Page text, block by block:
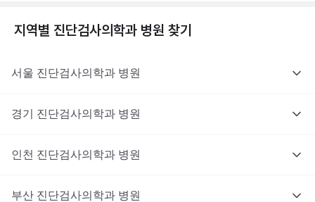
지역별 진단검사의학과 병원 찾기
서울 진단검사의학과 병원
경기 진단검사의학과 병원
인천 진단검사의학과 병원
부산 진단검사의학과 병원